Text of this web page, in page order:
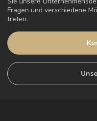
Fragen und verschiedene
treten.